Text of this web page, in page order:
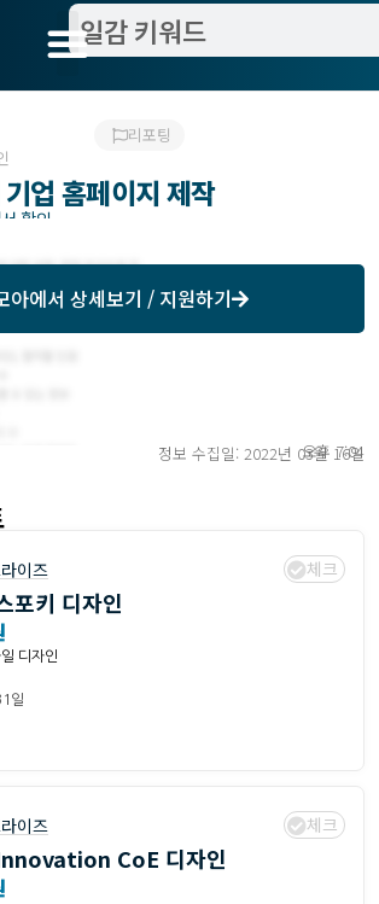
리포팅
업 홈페이지 제작
확인
아에서 상세보기 / 지원하기
정보 수집일: 2022년 03월 16일
오후 7:04
이즈 체크
포키 디자인
디자인
일
이즈 체크
CoE 디자인